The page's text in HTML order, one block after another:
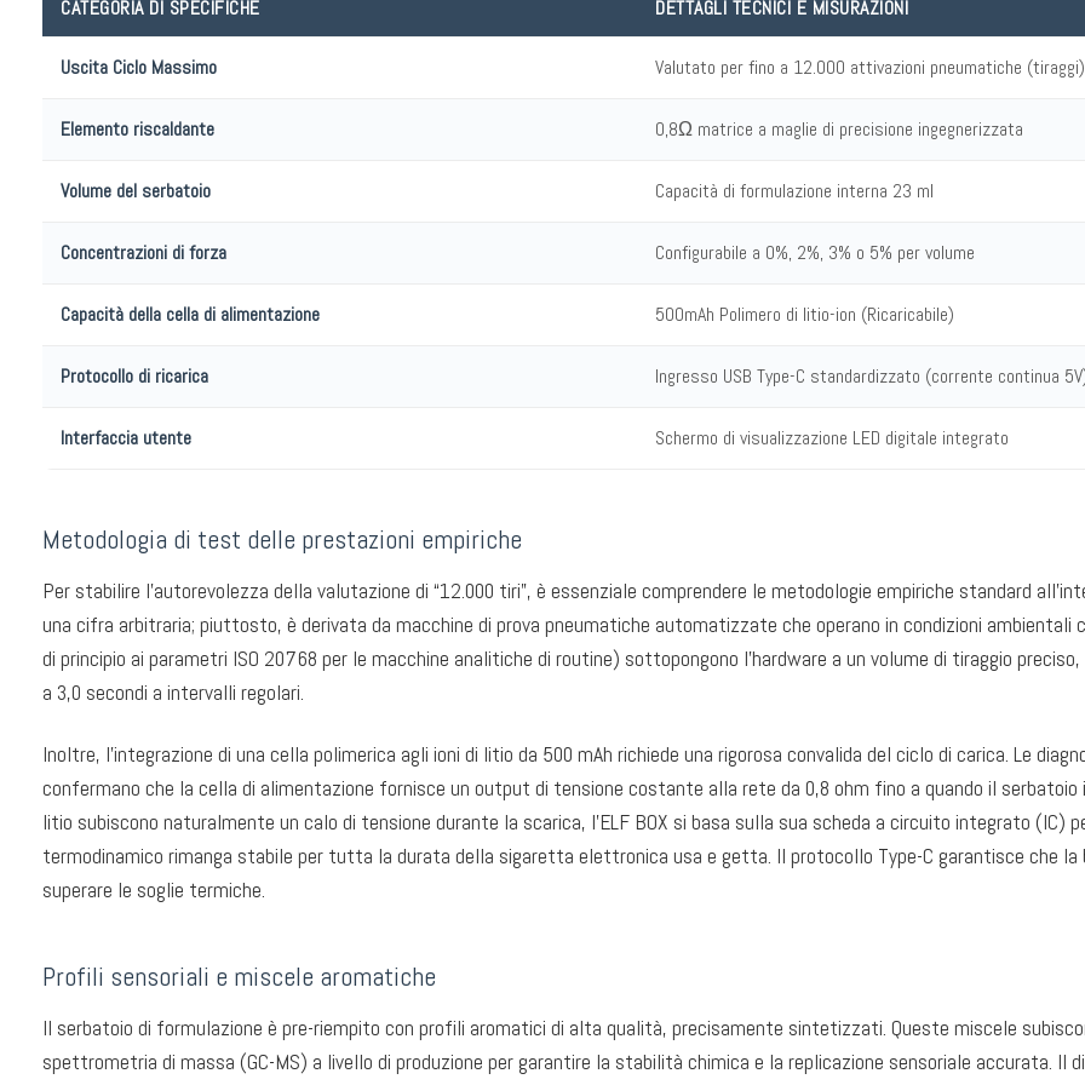
CATEGORIA DI SPECIFICHE DETTAGLI TECNICI E MISURAZIONI
Uscita Ciclo Massimo Valutato per fino a 12.000 attivazioni pneumatiche (tiraggi)
Elemento riscaldante 0,8Ω matrice a maglie di precisione ingegnerizzata
Volume del serbatoio Capacità di formulazione interna 23 ml
Concentrazioni di forza Configurabile a 0%, 2%, 3% o 5% per volume
Capacità della cella di alimentazione 500mAh Polimero di litio-ion (Ricaricabile)
Protocollo di ricarica Ingresso USB Type-C standardizzato (corrente continua
Interfaccia utente Schermo di visualizzazione LED digitale integrato
Metodologia di test delle prestazioni empiriche
Per stabilire l'autorevolezza della valutazione di “12.000 tiri”, è essenziale comprendere le metodologie empiriche standard
una cifra arbitraria; piuttosto, è derivata da macchine di prova pneumatiche automatizzate che operano in condizioni
di principio ai parametri ISO 20768 per le macchine analitiche di routine) sottopongono l'hardware a un volume di tiraggio
a 3,0 secondi a intervalli regolari.
Inoltre, l'integrazione di una cella polimerica agli ioni di litio da 500 mAh richiede una rigorosa convalida del ciclo di carica. Le
confermano che la cella di alimentazione fornisce un output di tensione costante alla rete da 0,8 ohm fino a quando il
litio subiscono naturalmente un calo di tensione durante la scarica, l'ELF BOX si basa sulla sua scheda a circuito integrato (IC)
termodinamico rimanga stabile per tutta la durata della sigaretta elettronica usa e getta. Il protocollo Type-C garantisce che
superare le soglie termiche.
Profili sensoriali e miscele aromatiche
Il serbatoio di formulazione è pre-riempito con profili aromatici di alta qualità, precisamente sintetizzati. Queste miscele
spettrometria di massa (GC-MS) a livello di produzione per garantire la stabilità chimica e la replicazione sensoriale accurata. Il